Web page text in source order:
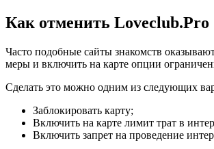
Как отменить Loveclub.Pro
Часто подобные сайты знакомств
меры и включить на карте опции
Сделать это можно одним из следующих
Заблокировать карту;
Включить на карте лимит трат в
Включить запрет на проведение